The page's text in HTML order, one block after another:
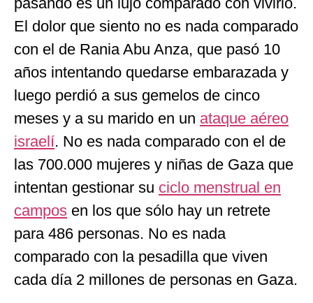
El dolor que siento no es nada comparado
con el de Rania Abu Anza, que pasó 10
años intentando quedarse embarazada y
luego perdió a sus gemelos de cinco
meses y a su marido en un ataque aéreo
israelí. No es nada comparado con el de
las 700.000 mujeres y niñas de Gaza que
intentan gestionar su ciclo menstrual en
campos en los que sólo hay un retrete
para 486 personas. No es nada
comparado con la pesadilla que viven
cada día 2 millones de personas en Gaza.